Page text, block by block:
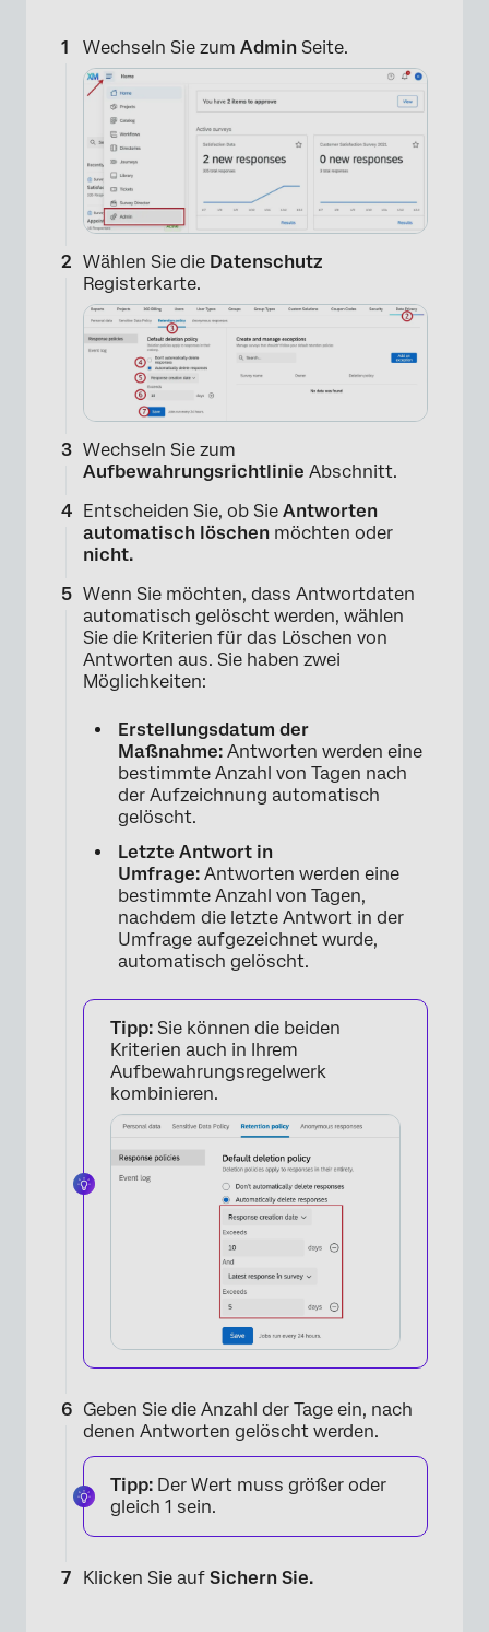
Wechseln Sie zum Admin Seite.
Wählen Sie die Datenschutz
Registerkarte.
Wechseln Sie zum
Aufbewahrungsrichtlinie Abschnitt.
Entscheiden Sie, ob Sie Antworten
automatisch löschen möchten oder
nicht.
Wenn Sie möchten, dass Antwortdaten
automatisch gelöscht werden, wählen
Sie die Kriterien für das Löschen von
Antworten aus. Sie haben zwei
Möglichkeiten:
Erstellungsdatum der
Maßnahme: Antworten werden eine
bestimmte Anzahl von Tagen nach
der Aufzeichnung automatisch
gelöscht.
Letzte Antwort in
Umfrage: Antworten werden eine
bestimmte Anzahl von Tagen,
nachdem die letzte Antwort in der
Umfrage aufgezeichnet wurde,
automatisch gelöscht.
Tipp: Sie können die beiden
Kriterien auch in Ihrem
Aufbewahrungsregelwerk
kombinieren.
Geben Sie die Anzahl der Tage ein, nach
denen Antworten gelöscht werden.
Tipp: Der Wert muss größer oder
gleich 1 sein.
Klicken Sie auf Sichern Sie.